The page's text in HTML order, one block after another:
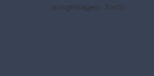
ausgetragen. Nicht…